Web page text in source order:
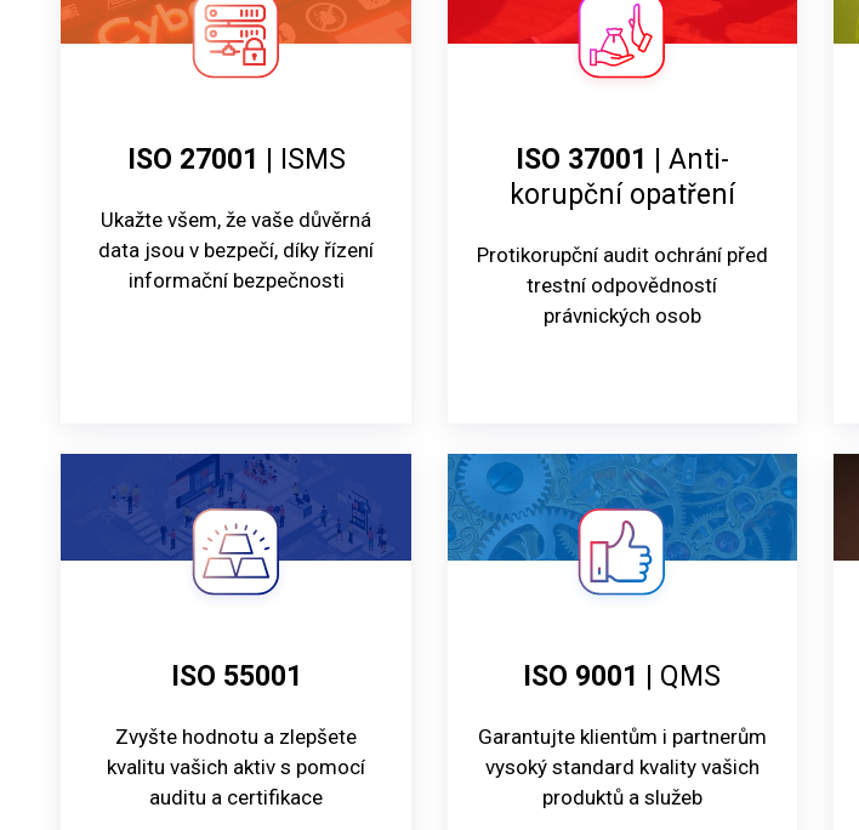
ISO 27001 | ISMS
Ukažte všem, že vaše důvěrná
data jsou v bezpečí, díky řízení
informační bezpečnosti
ISO 37001
| Anti-
korupční opatření
Protikorupční audit ochrání před
trestní odpovědností
právnických osob
ISO 55001
Zvyšte hodnotu a zlepšete
kvalitu vašich aktiv s pomocí
auditu a certifikace
ISO 9001 | QMS
Garantujte klientům i partnerům
vysoký standard kvality vašich
produktů a služeb